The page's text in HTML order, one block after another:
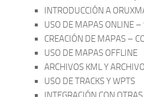
INTRODUCCIÓN A
USO DE MAPAS ONLINE
CREACIÓN DE MAPAS –
USO DE MAPAS OFFLINE
ARCHIVOS KML Y
USO DE TRACKS Y WPTS